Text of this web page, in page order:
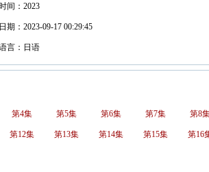
间：2023
期：2023-09-17 00:29:45
言：日语
第4集 第5集 第6集 第7集 第8
第12集 第13集 第14集 第15集 第16